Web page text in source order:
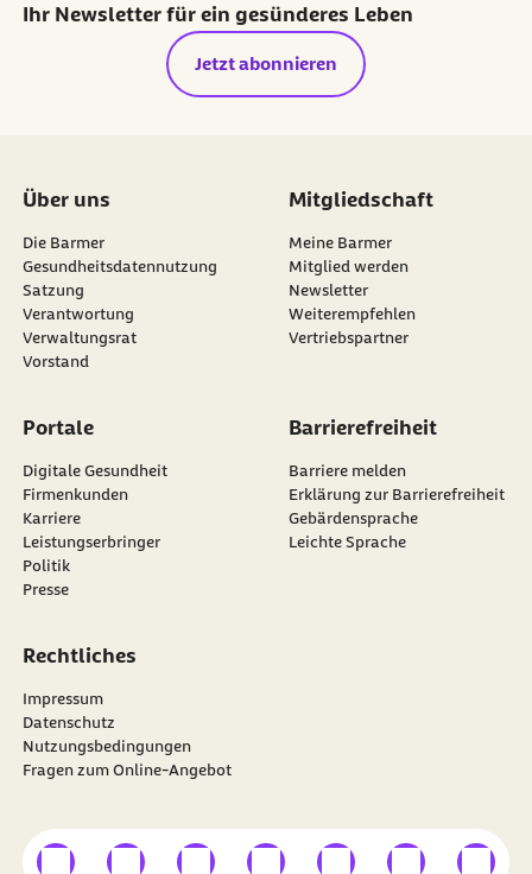
Ihr Newsletter für ein gesünderes Leben
Jetzt abonnieren
Über uns
Die Barmer
Gesundheitsdatennutzung
Satzung
Verantwortung
Verwaltungsrat
Vorstand
Mitgliedschaft
Meine Barmer
Mitglied werden
Newsletter
externer Link:
Weiterempfehlen
Vertriebspartner
Portale
Digitale Gesundheit
Firmenkunden
Karriere
Leistungserbringer
Politik
Presse
Barrierefreiheit
Barriere melden
Erklärung zur Barrierefreiheit
Gebärdensprache
Leichte Sprache
Rechtliches
Impressum
Datenschutz
Nutzungsbedingungen
Fragen zum Online-Angebot
externer Linkexterner Linkexterner Linkexterner Linkexterner Linkexterner Link